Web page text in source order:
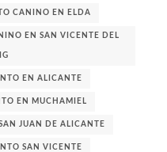
CANINO EN ELDA
EN SAN VICENTE DEL
EN ALICANTE
EN MUCHAMIEL
JUAN DE ALICANTE
SAN VICENTE